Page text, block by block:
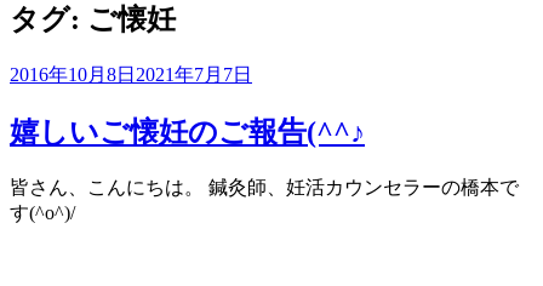
タグ: ご懐妊
2016年10月8日 2021年7月7日
嬉しいご懐妊のご報告(^^♪
皆さん、こんにちは。 鍼灸師、妊活カウンセラーの橋本で
す(^o^)/